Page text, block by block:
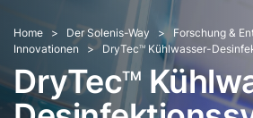
Home Der Solenis-Way
Forschung &
Innovationen
DryTecTM Kühlwasser-
DryTecTM